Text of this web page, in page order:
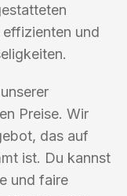
und
Preise. Wir
das auf
ist. Du kannst
und faire